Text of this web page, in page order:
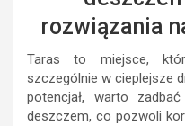
rozwiązania
Taras to miejsce,
szczególnie w cieplejsze
potencjał, warto
deszczem, co pozwoli